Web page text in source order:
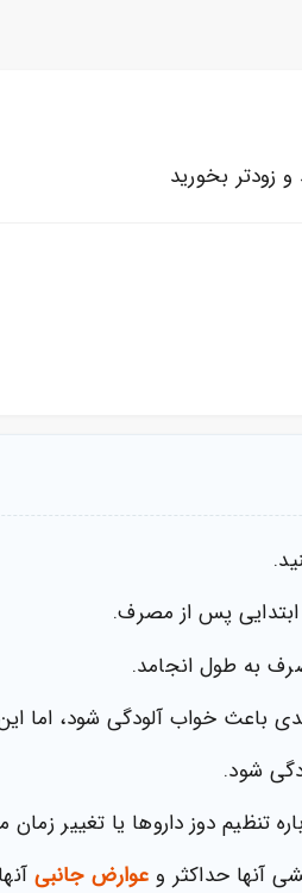
زودتر بخورید
پس از مصرف.
به طول انجامد.
خواب آلودگی شود، اما
شود.
تنظیم دوز داروها یا تغییر
آنها حداکثر و عوارض جانبی